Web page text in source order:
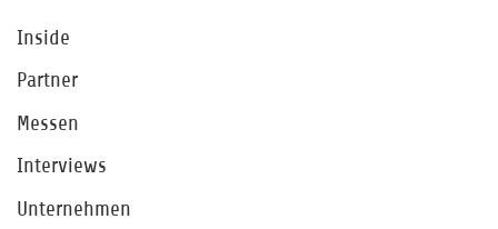
Inside
Partner
Messen
Interviews
Unternehmen